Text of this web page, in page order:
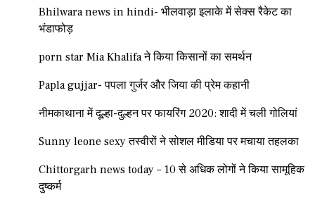
Bhilwara news in hindi- भीलवाड़ा इलाके में सेक्स रैकेट का
भंडाफोड़
porn star Mia Khalifa ने किया किसानों का समर्थन
Papla gujjar- पपला गुर्जर और जिया की प्रेम कहानी
नीमकाथाना में दूल्हा-दुल्हन पर फायरिंग 2020: शादी में चली गोलियां
Sunny leone sexy तस्वीरों ने सोशल मीडिया पर मचाया तहलका
Chittorgarh news today – 10 से अधिक लोगों ने किया सामूहिक
दुष्कर्म